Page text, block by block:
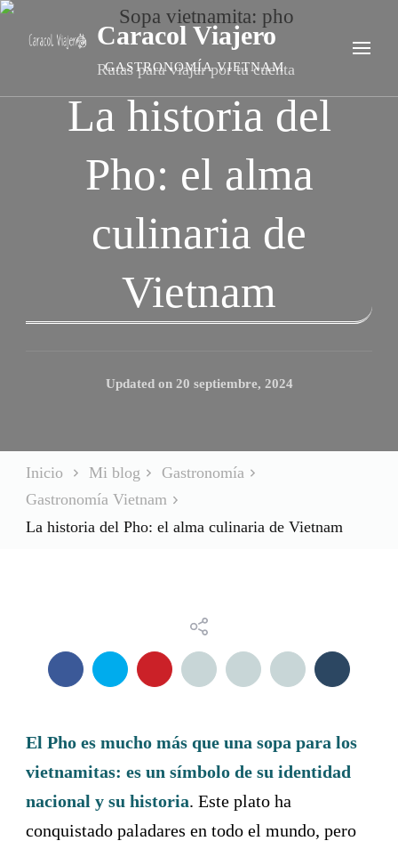
Caracol Viajero
Rutas para viajar por tu cuenta
GASTRONOMÍA VIETNAM
La historia del
Pho: el alma
culinaria de
Vietnam
Updated on 20 septiembre, 2024
Inicio Mi blog
Gastronomía
Gastronomía Vietnam
La historia del Pho: el alma culinaria de Vietnam
El Pho es mucho más que una sopa para los
vietnamitas: es un símbolo de su identidad
nacional y su historia. Este plato ha
conquistado paladares en todo el mundo, pero